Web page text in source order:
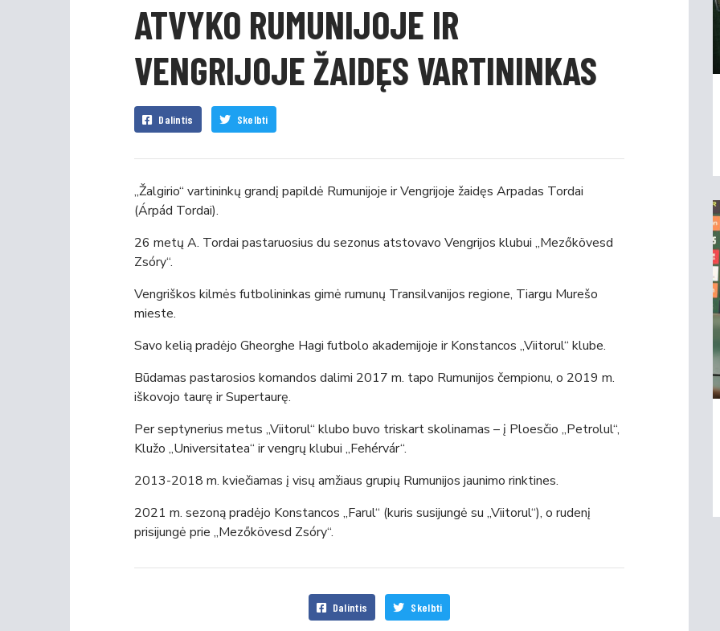
ATVYKO RUMUNIJOJE IR
VENGRIJOJE ŽAIDĘS VARTININKAS
Dalintis Skelbti
„Žalgirio“ vartininkų grandį papildė Rumunijoje ir Vengrijoje žaidęs Arpadas Tordai
(Árpád Tordai).
26 metų A. Tordai pastaruosius du sezonus atstovavo Vengrijos klubui „Mezőkövesd
Zsóry“.
Vengriškos kilmės futbolininkas gimė rumunų Transilvanijos regione, Tiargu Murešo
mieste.
Savo kelią pradėjo Gheorghe Hagi futbolo akademijoje ir Konstancos „Viitorul“ klube.
Būdamas pastarosios komandos dalimi 2017 m. tapo Rumunijos čempionu, o 2019 m.
iškovojo taurę ir Supertaurę.
Per septynerius metus „Viitorul“ klubo buvo triskart skolinamas – į Ploesčio „Petrolul“,
Klužo „Universitatea“ ir vengrų klubui „Fehérvár“.
2013-2018 m. kviečiamas į visų amžiaus grupių Rumunijos jaunimo rinktines.
2021 m. sezoną pradėjo Konstancos „Farul“ (kuris susijungė su „Viitorul“), o rudenį
prisijungė prie „Mezőkövesd Zsóry“.
Dalintis Skelbti